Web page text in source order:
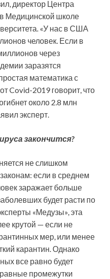
директор Центра
Медицинской школе
«У нас в США
человек. Если в
через
заразятся
математика с
Covid-2019 говорит, что
около 2.8 млн
эксперт.
закончится?
не слишком
если в среднем
заражает больше
будет расти по
«Медузы», эта
крутой — если не
мер, или менее
карантин. Однако
все равно будет
промежутки